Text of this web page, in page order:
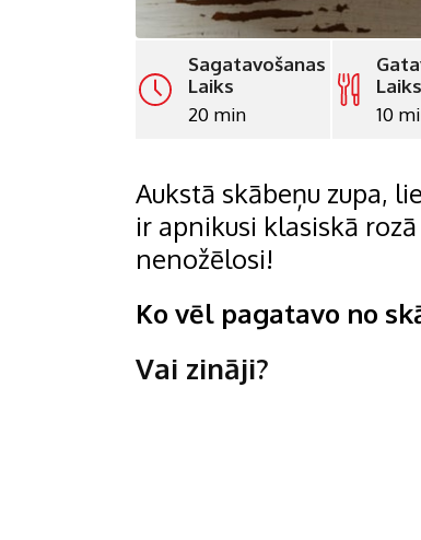
Sagatavošanas
Laiks
20 min
Laiks
10
Aukstā skābeņu zupa,
ir apnikusi klasiskā
nenožēlosi!
Ko vēl pagatavo no
Vai zināji?